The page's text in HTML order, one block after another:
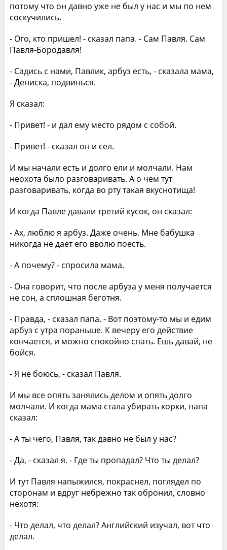
потому что он давно уже не был у нас и мы по нем
соскучились.
- Ого, кто пришел! - сказал папа. - Сам Павля. Сам
Павля-Бородавля!
- Садись с нами, Павлик, арбуз есть, - сказала мама,
- Дениска, подвинься.
Я сказал:
- Привет! - и дал ему место рядом с собой.
- Привет! - сказал он и сел.
И мы начали есть и долго ели и молчали. Нам
неохота было разговаривать. А о чем тут
разговаривать, когда во рту такая вкуснотища!
И когда Павле давали третий кусок, он сказал:
- Ах, люблю я арбуз. Даже очень. Мне бабушка
никогда не дает его вволю поесть.
- А почему? - спросила мама.
- Она говорит, что после арбуза у меня получается
не сон, а сплошная беготня.
- Правда, - сказал папа. - Вот поэтому-то мы и едим
арбуз с утра пораньше. К вечеру его действие
кончается, и можно спокойно спать. Ешь давай, не
бойся.
- Я не боюсь, - сказал Павля.
И мы все опять занялись делом и опять долго
молчали. И когда мама стала убирать корки, папа
сказал:
- А ты чего, Павля, так давно не был у нас?
- Да, - сказал я. - Где ты пропадал? Что ты делал?
И тут Павля напыжился, покраснел, поглядел по
сторонам и вдруг небрежно так обронил, словно
нехотя:
- Что делал, что делал? Английский изучал, вот что
делал.